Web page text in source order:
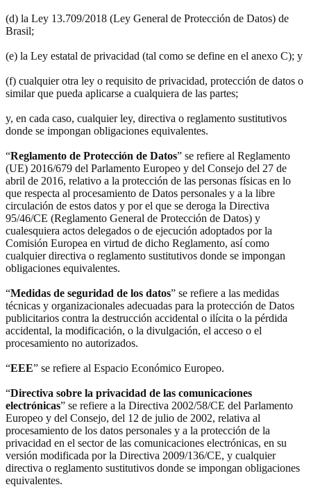
(d) la Ley 13.709/2018 (Ley General de Protección de Datos) de
Brasil;
(e) la Ley estatal de privacidad (tal como se define en el anexo C); y
(f) cualquier otra ley o requisito de privacidad, protección de datos o
similar que pueda aplicarse a cualquiera de las partes;
y, en cada caso, cualquier ley, directiva o reglamento sustitutivos
donde se impongan obligaciones equivalentes.
“Reglamento de Protección de Datos” se refiere al Reglamento
(UE) 2016/679 del Parlamento Europeo y del Consejo del 27 de
abril de 2016, relativo a la protección de las personas físicas en lo
que respecta al procesamiento de Datos personales y a la libre
circulación de estos datos y por el que se deroga la Directiva
95/46/CE (Reglamento General de Protección de Datos) y
cualesquiera actos delegados o de ejecución adoptados por la
Comisión Europea en virtud de dicho Reglamento, así como
cualquier directiva o reglamento sustitutivos donde se impongan
obligaciones equivalentes.
“Medidas de seguridad de los datos” se refiere a las medidas
técnicas y organizacionales adecuadas para la protección de Datos
publicitarios contra la destrucción accidental o ilícita o la pérdida
accidental, la modificación, o la divulgación, el acceso o el
procesamiento no autorizados.
“EEE” se refiere al Espacio Económico Europeo.
“Directiva sobre la privacidad de las comunicaciones
electrónicas” se refiere a la Directiva 2002/58/CE del Parlamento
Europeo y del Consejo, del 12 de julio de 2002, relativa al
procesamiento de los datos personales y a la protección de la
privacidad en el sector de las comunicaciones electrónicas, en su
versión modificada por la Directiva 2009/136/CE, y cualquier
directiva o reglamento sustitutivos donde se impongan obligaciones
equivalentes.